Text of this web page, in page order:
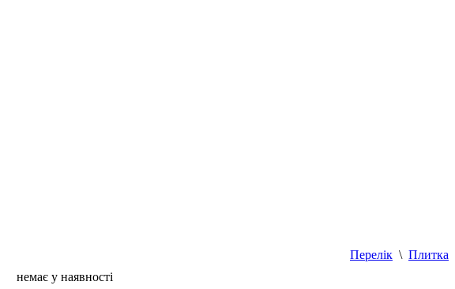
Перелік \ Плитка
немає у наявності